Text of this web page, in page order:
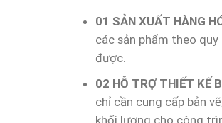
01 SẢN XUẤT HÀNG
các sản phẩm theo
được.
02 HỖ TRỢ THIẾT KẾ
chỉ cần cung cấp bản